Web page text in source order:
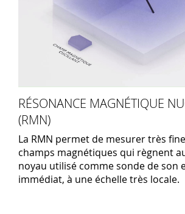
RÉSONANCE MAGNÉTIQUE
(RMN)
La RMN permet de mesurer très
champs magnétiques qui règnent
noyau utilisé comme sonde de son
immédiat, à une échelle très locale.